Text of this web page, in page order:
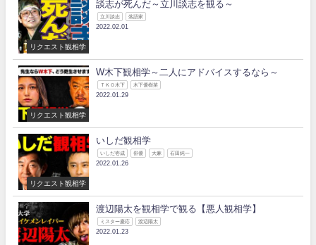
リクエスト観相学
談志が死んだ～立川談志を観る～
立川談志 落語家
2022.02.01
リクエスト観相学
W木下観相学～二人にアドバイスするなら～
ＴＫＯ木下 木下優樹菜
2022.01.29
リクエスト観相学
いしだ観相学
いしだ壱成 俳優 大麻 石田純一
2022.01.26
渡辺陽太を観相学で観る【悪人観相学】
ミスター慶応 渡辺陽太
2022.01.23